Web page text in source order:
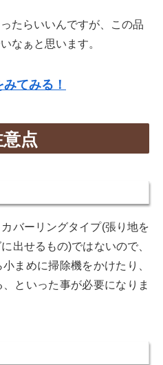
たらいいんですが、この品
なぁと思います。
てみる！
点
バーリングタイプ(張り地を
出せるもの)ではないので、
まめに掃除機をかけたり、
といった事が必要になりま